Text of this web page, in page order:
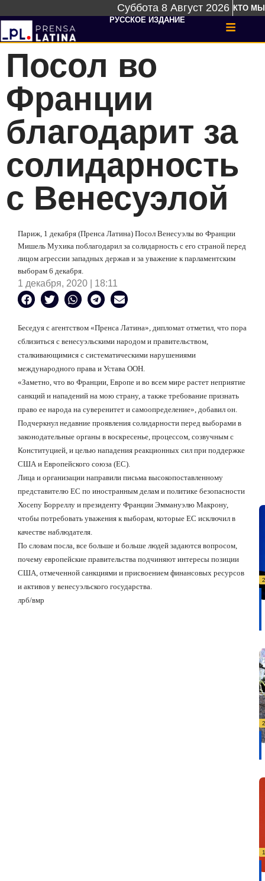
Суббота 8 Август 2026 КТО МЫ
РУССКОЕ ИЗДАНИЕ
Посол во
Франции
благодарит за
солидарность
с Венесуэлой
Париж, 1 декабря (Пренса Латина) Посол Венесуэлы во Франции
Мишель Мухика поблагодарил за солидарность с его страной перед
лицом агрессии западных держав и за уважение к парламентским
выборам 6 декабря.
1 декабря, 2020 | 18:11
Беседуя с агентством «Пренса Латина», дипломат отметил, что пора
сблизиться с венесуэльскими народом и правительством,
сталкивающимися с систематическими нарушениями
международного права и Устава ООН.
«Заметно, что во Франции, Европе и во всем мире растет неприятие
санкций и нападений на мою страну, а также требование признать
право ее народа на суверенитет и самоопределение», добавил он.
Подчеркнул недавние проявления солидарности перед выборами в
законодательные органы в воскресенье, процессом, созвучным с
Конституцией, и целью нападения реакционных сил при поддержке
США и Европейского союза (ЕС).
Лица и организации направили письма высокопоставленному
представителю ЕС по иностранным делам и политике безопасности
Хосепу Борреллу и президенту Франции Эммануэлю Макрону,
чтобы потребовать уважения к выборам, которые ЕС исключил в
качестве наблюдателя.
По словам посла, все больше и больше людей задаются вопросом,
почему европейские правительства подчиняют интересы позиции
США, отмеченной санкциями и присвоением финансовых ресурсов
и активов у венесуэльского государства.
лрб/вмр